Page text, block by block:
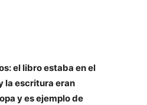
el libro estaba en el
la escritura eran
y es ejemplo de